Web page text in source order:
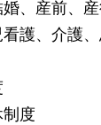
、産前、
護、介護、
度